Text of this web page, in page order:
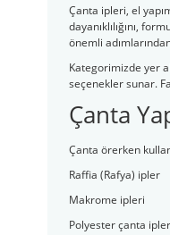
Çanta ipleri, el
dayanıklılığını,
önemli
Kategorimizde yer
seçenekler sunar.
Çanta
Çanta örerken
Raffia (Rafya) ipler
Makrome ipleri
Polyester çanta